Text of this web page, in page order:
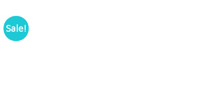
Sale!